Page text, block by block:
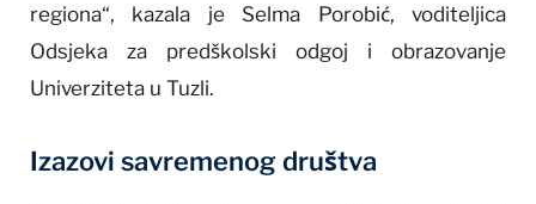
regiona“, kazala je Selma Porobić, voditeljica
Odsjeka za predškolski odgoj i obrazovanje
Univerziteta u Tuzli.
Izazovi savremenog društva